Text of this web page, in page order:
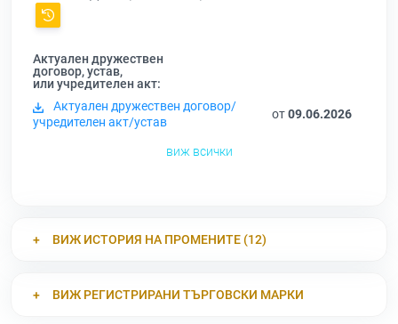
Актуален дружествен
договор, устав,
или учредителен акт:
Актуален дружествен договор/
учредителен акт/устав
от09.06.2026
виж всички
ВИЖ ИСТОРИЯ НА ПРОМЕНИТЕ (12)
ВИЖ РЕГИСТРИРАНИ ТЪРГОВСКИ МАРКИ